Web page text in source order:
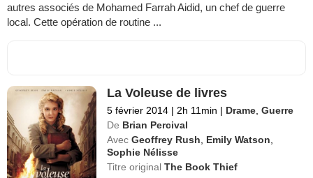
autres associés de Mohamed Farrah Aidid, un chef de guerre
local. Cette opération de routine ...
La Voleuse de livres
5 février 2014 | 2h 11min | Drame ,Guerre
De Brian Percival
Avec Geoffrey Rush Emily Watson
Sophie Nélisse
Titre originalThe Book Thief